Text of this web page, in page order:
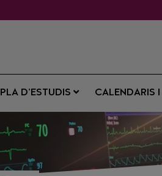
PLA D’ESTUDIS CALENDARIS I